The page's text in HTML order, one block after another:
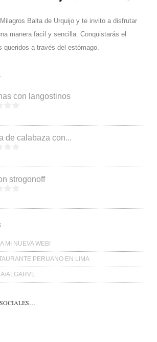
Balta de Urquijo y te invito a disfrutar
manera facil y sencilla. Conquistarás el
queridos a través del estómago.
con langostinos
de calabaza con...
strogonoff
MI NUEVA WEB!
PERUANO EN LIMA
ALGARVE